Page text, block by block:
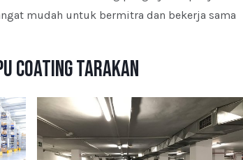
mudah untuk bermitra dan bekerja sama
Coating Tarakan